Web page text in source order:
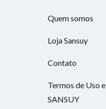
Quem somos
Loja Sansuy
Contato
Termos de Uso
SANSUY